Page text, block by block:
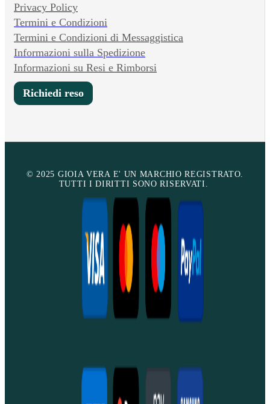
Privacy Policy
Termini e Condizioni
Termini e Condizioni di Messaggistica
Informazioni sulla Spedizione
Informazioni su Resi e Rimborsi
Richiedi reso
© 2025 GIOIA VERA E' UN MARCHIO REGISTRATO.
TUTTI I DIRITTI SONO RISERVATI.